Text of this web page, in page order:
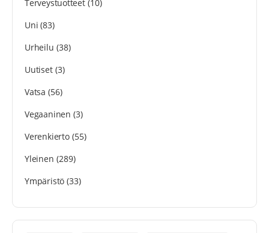
Terveystuotteet(10)
Uni (83)
Urheilu (38)
Uutiset(3)
Vatsa (56)
Vegaaninen (3)
Verenkierto(55)
Yleinen (289)
Ympäristö (33)